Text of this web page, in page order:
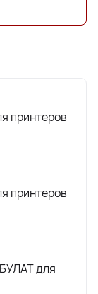
принтеров
принтеров
для